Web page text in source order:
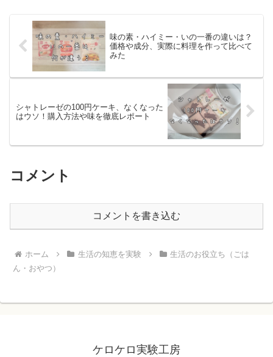
味の素・ハイミー・いの一番の違いは？
価格や成分、実際に料理を作って比べて
みた
シャトレーゼの100円ケーキ、なくなった
はウソ！購入方法や味を徹底レポート
コメント
コメントを書き込む
ホーム 生活の知恵を実験
生活のお役立ち（ごは
ん・おやつ）
ケロケロ実験工房